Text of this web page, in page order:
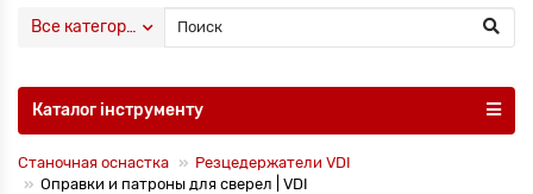
Все категории
Каталог інструменту
Станочная оснастка
Резцедержатели VDI
Оправки и патроны для сверел | VDI